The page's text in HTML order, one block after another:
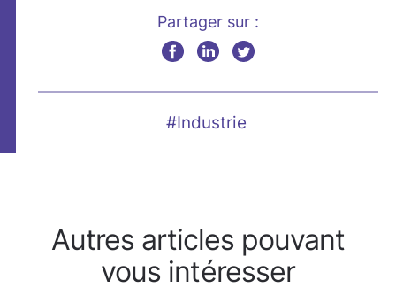
Partager sur :
#Industrie
Autres articles pouvant
vous intéresser